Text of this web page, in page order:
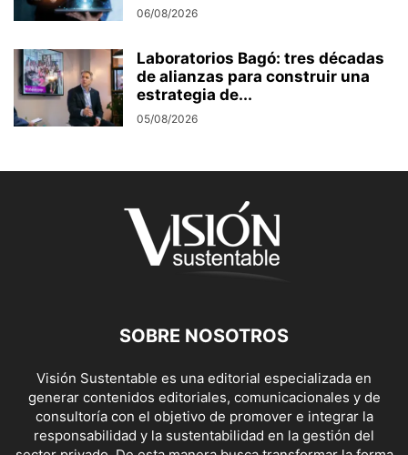
06/08/2026
Laboratorios Bagó: tres décadas
de alianzas para construir una
estrategia de...
05/08/2026
SOBRE NOSOTROS
Visión Sustentable es una editorial especializada en
generar contenidos editoriales, comunicacionales y de
consultoría con el objetivo de promover e integrar la
responsabilidad y la sustentabilidad en la gestión del